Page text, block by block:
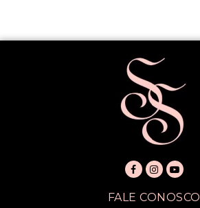
FALE CONOSCO